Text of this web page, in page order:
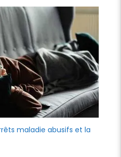
maladie abusifs et la